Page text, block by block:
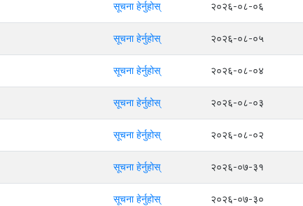
सूचना हेर्नुहोस् २०२६-०८-०६
सूचना हेर्नुहोस् २०२६-०८-०५
सूचना हेर्नुहोस् २०२६-०८-०४
सूचना हेर्नुहोस् २०२६-०८-०३
सूचना हेर्नुहोस् २०२६-०८-०२
सूचना हेर्नुहोस् २०२६-०७-३१
सूचना हेर्नुहोस् २०२६-०७-३०